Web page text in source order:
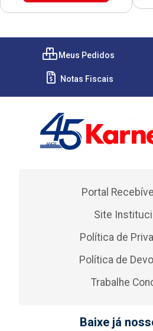
Meus Pedidos
Notas Fiscais
Portal
Site
Política de
Política de
Trabalhe
Baixe já